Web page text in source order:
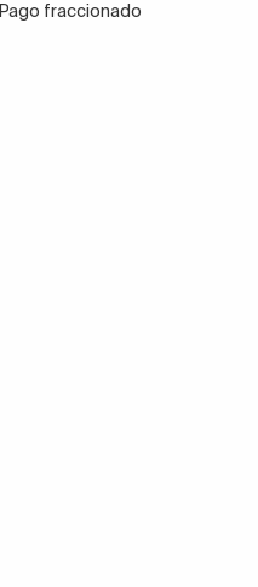
Pago fraccionado